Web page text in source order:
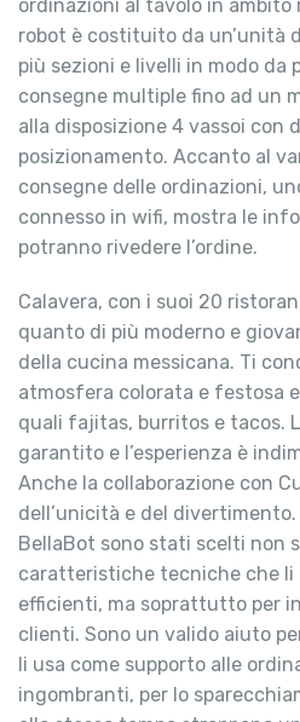
ordinazioni al tavolo in ambito
robot è costituito da un’unità
più sezioni e livelli in modo da
consegne multiple fino ad un
alla disposizione 4 vassoi con
posizionamento. Accanto al
consegne delle ordinazioni,
connesso in wifi, mostra le
potranno rivedere l’ordine.
Calavera, con i suoi 20
quanto di più moderno e
della cucina messicana. Ti
atmosfera colorata e festosa
quali fajitas, burritos e tacos.
garantito e l’esperienza è
Anche la collaborazione con
dell’unicità e del
BellaBot sono stati scelti non
caratteristiche tecniche che li
efficienti, ma soprattutto per
clienti. Sono un valido aiuto
li usa come supporto alle
ingombranti, per lo